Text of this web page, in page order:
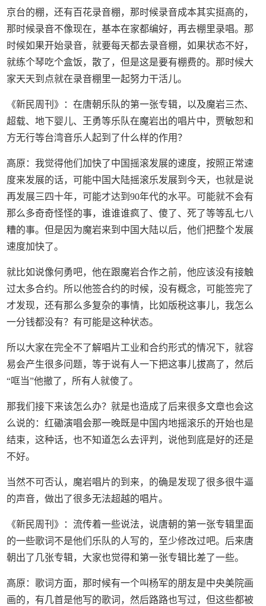
京台的棚，还有百花录音棚，那时候录音成本其实挺高的，
那时候录音不像现在，基本在家都编好，再去棚里录唱。那
时候如果开始录音，就要每天都去录音棚，如果状态不好，
就练个琴吃个盒饭，散了，但是这是要有棚费的。那时候大
家天天到点就在录音棚里一起努力干活儿。
《新民周刊》：在唐朝乐队的第一张专辑，以及魔岩三杰、
超载、地下婴儿、王勇等乐队在魔岩出的唱片中，贾敏恕和
方无行等台湾音乐人起到了什么样的作用？
高原：我觉得他们加快了中国摇滚发展的速度，按照正常速
度来发展的话，可能中国大陆摇滚乐发展到今天，也就是说
再发展三四十年，可能才达到90年代的水平。可能就不会有
那么多奇奇怪怪的事，谁谁谁疯了、傻了、死了等等乱七八
糟的事。但是因为魔岩来到中国大陆以后，他们把整个发展
速度加快了。
就比如说像何勇吧，他在跟魔岩合作之前，他应该没有接触
过太多合约。所以他签合约的时候，没有概念，可能签完了
才发现，还有那么多复杂的事情，比如版税这事儿，我怎么
一分钱都没有？有可能是这种状态。
所以大家在完全不了解唱片工业和合约形式的情况下，就容
易会产生很多问题，等于说有人一下把这事儿拔高了，然后
“哐当”他撤了，所有人就傻了。
那我们接下来该怎么办？就是也造成了后来很多文章也会这
么说的：红磡演唱会那一晚既是中国内地摇滚乐的开始也是
结束，这种话，也不知道怎么去评判，说他到底是好的还是
不好。
当然不可否认，魔岩唱片的到来，的确是发现了很多很牛逼
的声音，做出了很多无法超越的唱片。
《新民周刊》：流传着一些说法，说唐朝的第一张专辑里面
的一些歌词不是他们乐队的人写的，至少修改过吧。后来唐
朝出了几张专辑，大家也觉得和第一张专辑比差了一些。
高原：歌词方面，那时候有一个叫杨军的朋友是中央美院画
画的，有几首是他写的歌词，然后路路也写过，但这些都被